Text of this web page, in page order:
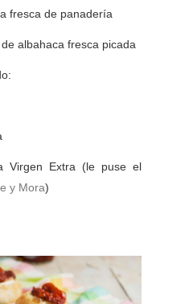
fresca de panadería
albahaca fresca picada
Virgen Extra (le puse el
y Mora)